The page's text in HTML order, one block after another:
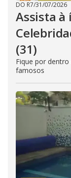
DO R7/31/07/2026
Assista à
(31)
Fique por
famosos